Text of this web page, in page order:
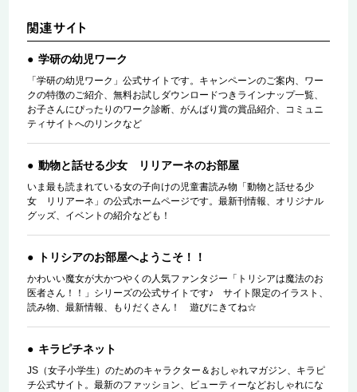
学研の幼児ワーク
「学研の幼児ワーク」公式サイトです。キャンペーンのご案内、ワー
クの特徴のご紹介、無料お試しダウンロードつきラインナップ一覧、
お子さんにぴったりのワーク診断、がんばり賞の賞品紹介、コミュニ
ティサイトへのリンクなど
動物と話せる少女 リリアーネのお部屋
いま最も読まれている女の子向けの児童書読み物「動物と話せる少
女 リリアーネ」の公式ホームページです。最新刊情報、オリジナル
グッズ、イベントの紹介なども！
トリシアのお部屋へようこそ！！
かわいい魔女が大かつやくの人気ファンタジー「トリシアは魔法のお
医者さん！！」シリーズの公式サイトです♪ サイト限定のイラスト、
読み物、最新情報、もりだくさん！ 遊びにきてね☆
キラピチネット
JS（女子小学生）のためのキャラクター＆おしゃれマガジン、キラピ
チ公式サイト。最新のファッション、ビューティーなどおしゃれにな